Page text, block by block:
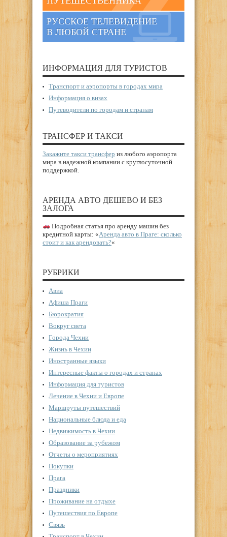
РУССКОЕ ТЕЛЕВИДЕНИЕ
В ЛЮБОЙ СТРАНЕ
ИНФОРМАЦИЯ ДЛЯ ТУРИСТОВ
Транспорт и аэропорты в городах мира
Информация о визах
Путеводители по городам и странам
ТРАНСФЕР И ТАКСИ
Закажите такси трансфер из любого аэропорта
мира в надежной компании с круглосуточной
поддержкой.
АРЕНДА АВТО ДЕШЕВО И БЕЗ
ЗАЛОГА
Подробная статья про аренду машин без
кредитной карты: «Аренда авто в Праге: сколько
стоит и как арендовать?«
РУБРИКИ
Авиа
Афиша Праги
Бюрократия
Вокруг света
Города Чехии
Жизнь в Чехии
Иностранные языки
Интересные факты о городах и странах
Информация для туристов
Лечение в Чехии и Европе
Маршруты путешествий
Национальные блюда и еда
Недвижимость в Чехии
Образование за рубежом
Отчеты о мероприятиях
Покупки
Прага
Праздники
Проживание на отдыхе
Путешествия по Европе
Связь